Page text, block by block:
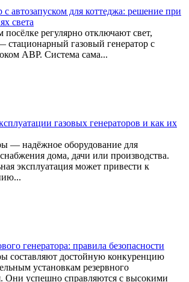
с автозапуском для коттеджа: решение при
света
регулярно отключают свет,
стационарный газовый генератор с
АВР. Система сама...
газовых генераторов и как их
— надёжное оборудование для
дома, дачи или производства.
эксплуатация может привести к
генератора: правила безопасности
составляют достойную конкуренцию
установкам резервного
Они успешно справляются с высокими